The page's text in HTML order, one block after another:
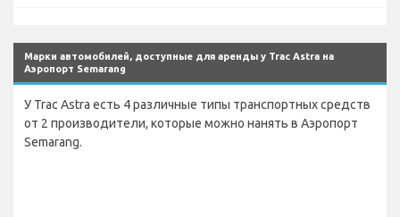
Марки автомобилей, доступные для аренды у Trac Astra на
Аэропорт Semarang
У Trac Astra есть 4 различные типы транспортных средств
от 2 производители, которые можно нанять в Аэропорт
Semarang.